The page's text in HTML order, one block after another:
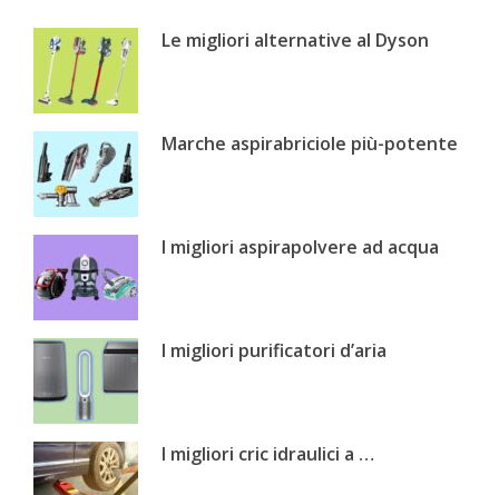
Le migliori alternative al Dyson
Marche aspirabriciole più-potente
I migliori aspirapolvere ad acqua
I migliori purificatori d’aria
I migliori cric idraulici a …